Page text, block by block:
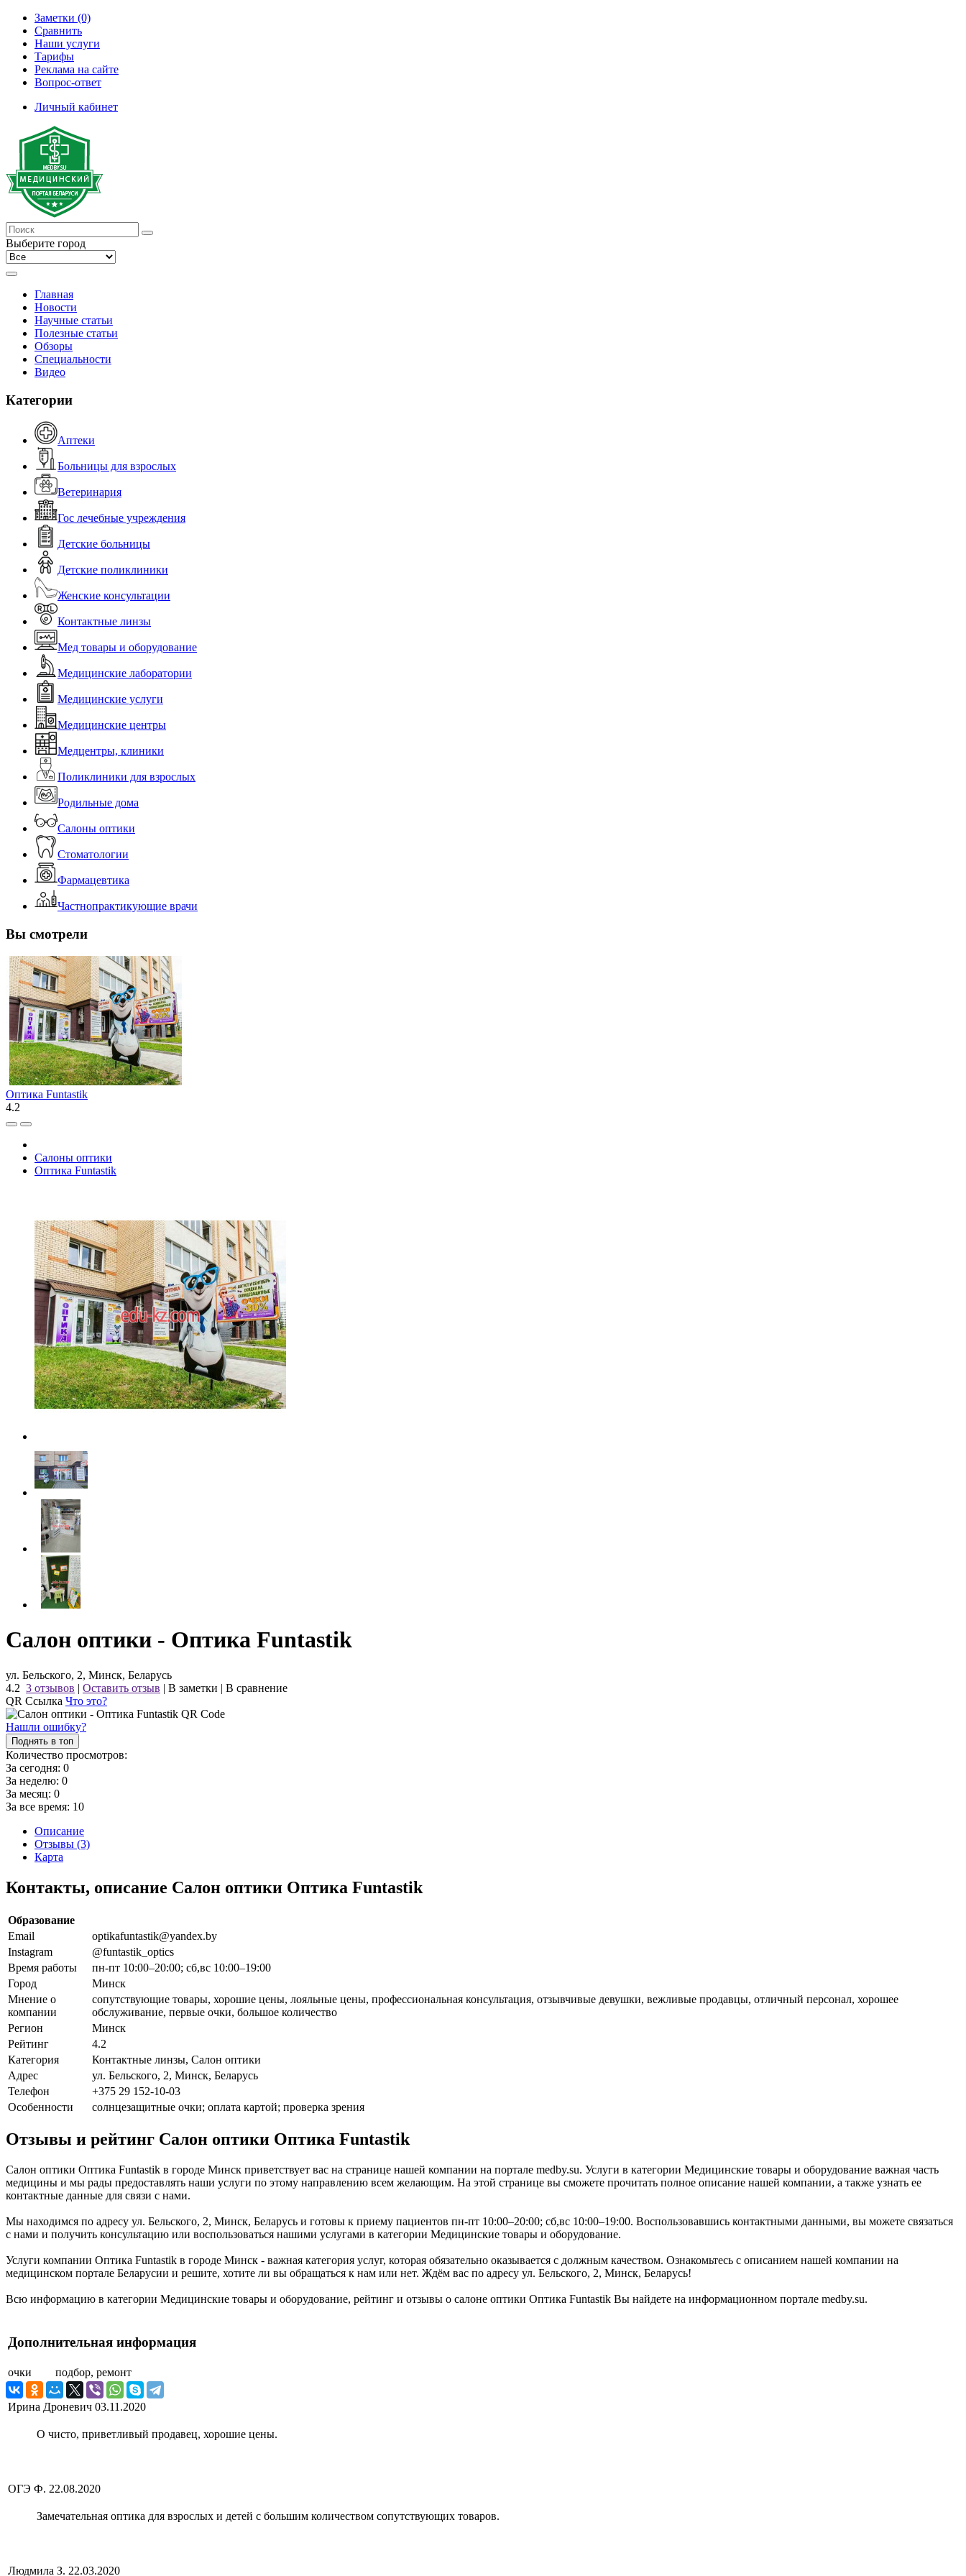
Заметки (0)
Сравнить
Наши услуги
Тарифы
Реклама на сайте
Вопрос-ответ
Личный кабинет
Выберите город
Главная
Новости
Научные статьи
Полезные статьи
Обзоры
Специальности
Видео
Категории
Аптеки
Больницы для взрослых
Ветеринария
Гос лечебные учреждения
Детские больницы
Детские поликлиники
Женские консультации
Контактные линзы
Мед товары и оборудование
Медицинские лаборатории
Медицинские услуги
Медицинские центры
Медцентры, клиники
Поликлиники для взрослых
Родильные дома
Салоны оптики
Стоматологии
Фармацевтика
Частнопрактикующие врачи
Вы смотрели
Оптика Funtastik
4.2
Салоны оптики
Оптика Funtastik
Салон оптики - Оптика Funtastik
ул. Бельского, 2, Минск, Беларусь
4.2 3 отзывов | Оставить отзыв | В заметки | В сравнение
QR Ссылка Что это?
Нашли ошибку?
Поднять в топ
Количество просмотров:
За сегодня: 0
За неделю: 0
За месяц: 0
За все время: 10
Описание
Отзывы (3)
Карта
Контакты, описание Салон оптики Оптика Funtastik
Образование
Email
optikafuntastik@yandex.by
Instagram
@funtastik_optics
Время работы
пн-пт 10:00–20:00; сб,вс 10:00–19:00
Город
Минск
Мнение о
компании
сопутствующие товары, хорошие цены, лояльные цены, профессиональная консультация, отзывчивые девушки, вежливые продавцы, отличный персонал, хорошее
обслуживание, первые очки, большое количество
Регион
Минск
Рейтинг
4.2
Категория
Контактные линзы, Салон оптики
Адрес
ул. Бельского, 2, Минск, Беларусь
Телефон
+375 29 152-10-03
Особенности
солнцезащитные очки; оплата картой; проверка зрения
Отзывы и рейтинг Салон оптики Оптика Funtastik
Салон оптики Оптика Funtastik в городе Минск приветствует вас на странице нашей компании на портале medby.su. Услуги в категории Медицинские товары и оборудование важная часть
медицины и мы рады предоставлять наши услуги по этому направлению всем желающим. На этой странице вы сможете прочитать полное описание нашей компании, а также узнать ее
контактные данные для связи с нами.
Мы находимся по адресу ул. Бельского, 2, Минск, Беларусь и готовы к приему пациентов пн-пт 10:00–20:00; сб,вс 10:00–19:00. Воспользовавшись контактными данными, вы можете связаться
с нами и получить консультацию или воспользоваться нашими услугами в категории Медицинские товары и оборудование.
Услуги компании Оптика Funtastik в городе Минск - важная категория услуг, которая обязательно оказывается с должным качеством. Ознакомьтесь с описанием нашей компании на
медицинском портале Беларусии и решите, хотите ли вы обращаться к нам или нет. Ждём вас по адресу ул. Бельского, 2, Минск, Беларусь!
Всю информацию в категории Медицинские товары и оборудование, рейтинг и отзывы о салоне оптики Оптика Funtastik Вы найдете на информационном портале medby.su.
Дополнительная информация
очки подбор, ремонт
Ирина Дроневич 03.11.2020
О чисто, приветливый продавец, хорошие цены.
ОГЭ Ф. 22.08.2020
Замечательная оптика для взрослых и детей с большим количеством сопутствующих товаров.
Людмила З. 22.03.2020